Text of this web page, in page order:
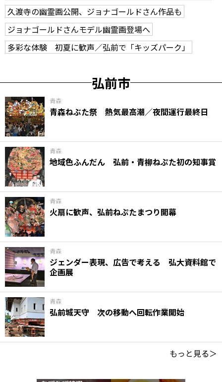
久渡寺の幽霊画公開、ジョナゴールドさん作品も
ジョナゴールドさんモデル幽霊画登場へ
多彩な体験 初夏に歓声／弘前で「キッズパーク」
弘前市
青森
青森ねぶた祭 熱気最高潮／夜間運行最終日
青森
地域色ふんだん 弘前・青柳ねぷた初の知事賞
青森
火扇に歓声、弘前ねぷたまつり開幕
青森
ジェンダー表現、広告で考える 弘大資料館で
企画展
青森
弘前城天守 次の移動へ回転作業開始
もっと見る＞